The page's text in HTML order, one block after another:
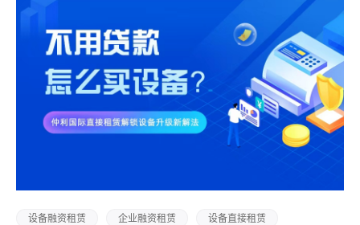
设备融资租赁 企业融资租赁 设备直接租赁